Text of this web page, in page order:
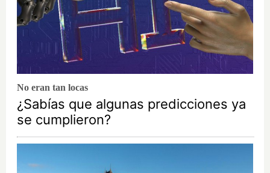
No eran tan locas
¿Sabías que algunas predicciones ya
se cumplieron?